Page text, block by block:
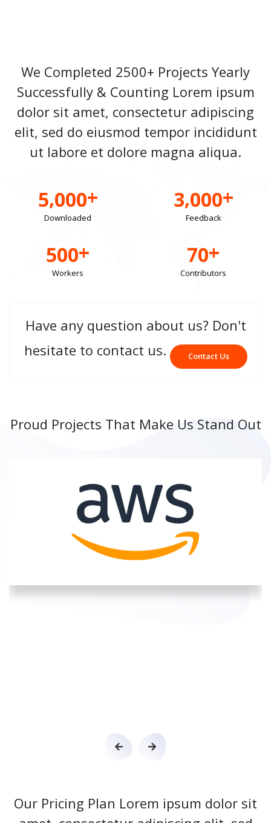
We Completed 2500+ Projects Yearly
Successfully & Counting Lorem ipsum
dolor sit amet, consectetur adipiscing
elit, sed do eiusmod tempor incididunt
ut labore et dolore magna aliqua.
5,000+
Downloaded
3,000+
Feedback
500+
Workers
70+
Contributors
Have any question about us? Don't
hesitate to contact us.
Contact Us
Proud Projects That Make Us Stand Out
Our Pricing Plan Lorem ipsum dolor sit